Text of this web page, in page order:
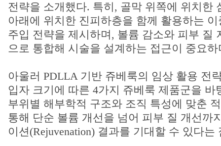
전략을 소개했다. 특히, 골막 위쪽에 위치한
아래에 위치한 진피하층을 함께 활용하는 이
주입 전략을 제시하며, 볼륨 감소와 피부 질
으로 통합해 시술을 설계하는 접근이 중요
아울러 PDLLA 기반 쥬베룩의 임상 활용 전
입자 크기에 따른 4가지 쥬베룩 제품군을 바
부위별 해부학적 구조와 조직 특성에 맞춘
통해 단순 볼륨 개선을 넘어 피부 질 개선까
이션(Rejuvenation) 결과를 기대할 수 있다는